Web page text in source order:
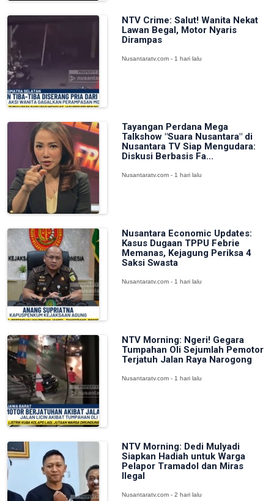
NTV Crime: Salut! Wanita Nekat
Lawan Begal, Motor Nyaris
Dirampas
Nusantaratv.com - 1 hari lalu
Tayangan Perdana Mega
Talkshow "Suara Nusantara" di
Nusantara TV Siap Mengudara:
Diskusi Berbasis Fa...
Nusantaratv.com - 1 hari lalu
Nusantara Economic Updates:
Kasus Dugaan TPPU Febrie
Memanas, Kejagung Periksa 4
Saksi Swasta
Nusantaratv.com - 1 hari lalu
NTV Morning: Ngeri! Gegara
Tumpahan Oli Sejumlah Pemotor
Terjatuh Jalan Raya Narogong
Nusantaratv.com - 1 hari lalu
NTV Morning: Dedi Mulyadi
Siapkan Hadiah untuk Warga
Pelapor Tramadol dan Miras
Ilegal
Nusantaratv.com - 2 hari lalu